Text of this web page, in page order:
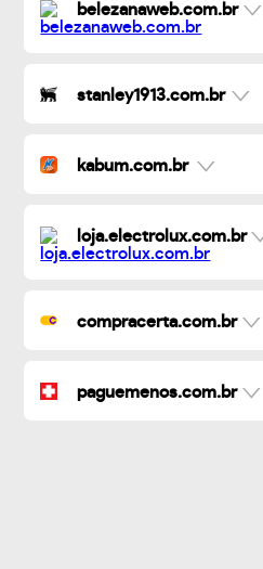
belezanaweb.com.br
stanley1913.com.br
kabum.com.br
loja.electrolux.com.br
compracerta.com.br
paguemenos.com.br